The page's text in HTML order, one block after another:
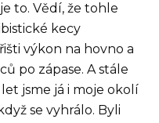
to. Vědí, že tohle
kecy
výkon na hovno a
po zápase. A stále
jsme já i moje okolí
se vyhrálo. Byli